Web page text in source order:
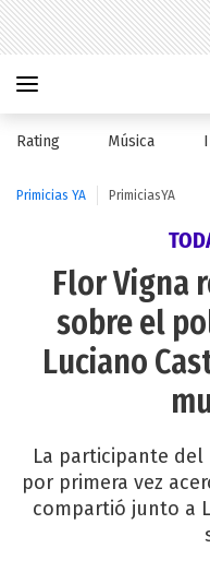
Rating Música
Primicias YA PrimiciasYA
Flor Vigna
sobre el
Luciano
La participante
por primera vez
compartió junto a